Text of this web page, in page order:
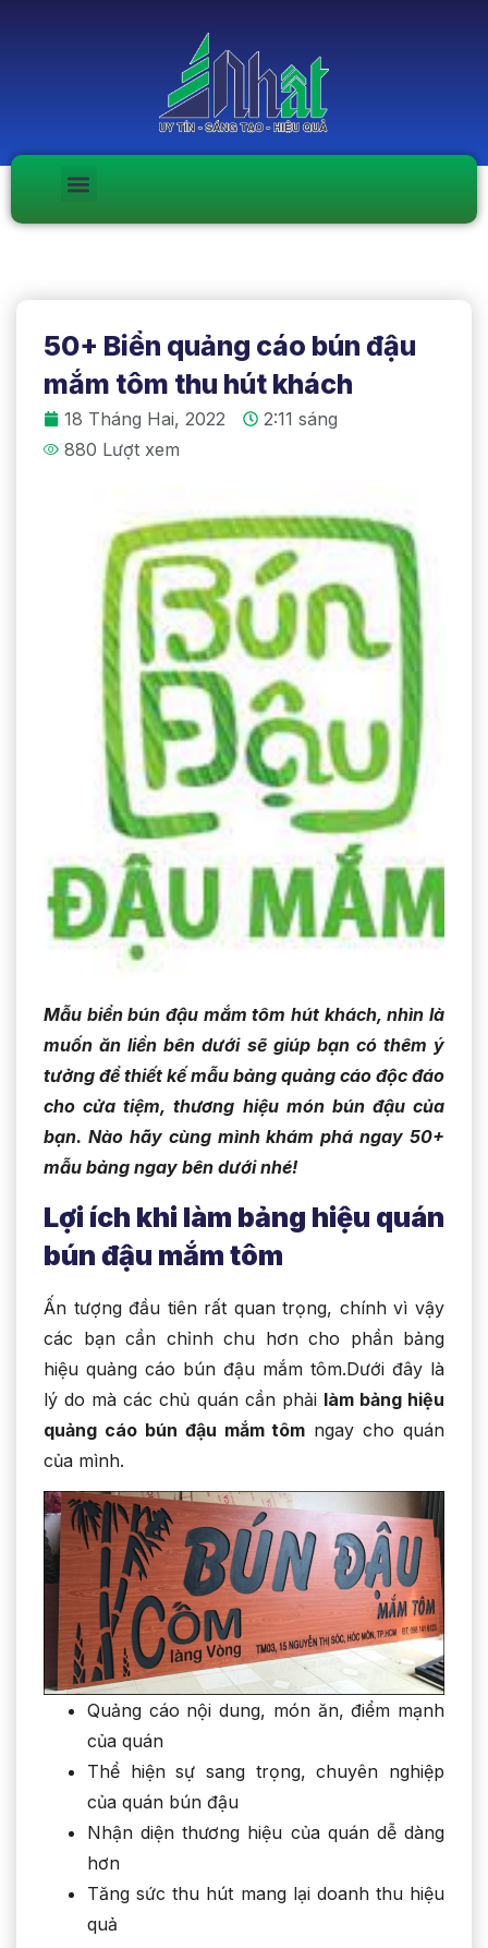
50+ Biển quảng cáo bún đậu
mắm tôm thu hút khách
18 Tháng Hai, 2022
2:11 sáng
880 Lượt xem
Mẫu biển bún đậu mắm tôm hút khách, nhìn là
muốn ăn liền bên dưới sẽ giúp bạn có thêm ý
tưởng để thiết kế mẫu bảng quảng cáo độc đáo
cho cửa tiệm, thương hiệu món bún đậu của
bạn. Nào hãy cùng mình khám phá ngay 50+
mẫu bảng ngay bên dưới nhé!
Lợi ích khi làm bảng hiệu quán
bún đậu mắm tôm
Ấn tượng đầu tiên rất quan trọng, chính vì vậy
các bạn cần chỉnh chu hơn cho phần bảng
hiệu quảng cáo bún đậu mắm tôm.Dưới đây là
lý do mà các chủ quán cần phải làm bảng hiệu
quảng cáo bún đậu mắm tôm ngay cho quán
của mình.
Quảng cáo nội dung, món ăn, điểm mạnh
của quán
Thể hiện sự sang trọng, chuyên nghiệp
của quán bún đậu
Nhận diện thương hiệu của quán dễ dàng
hơn
Tăng sức thu hút mang lại doanh thu hiệu
quả